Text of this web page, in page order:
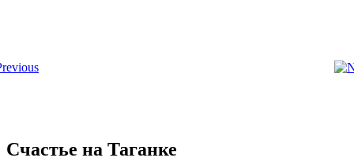
Счастье на Таганке